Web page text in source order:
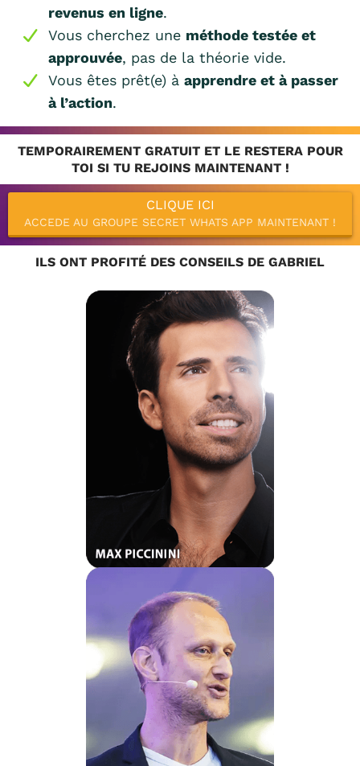
revenus en ligne.
Vous cherchez une méthode testée et
approuvée, pas de la théorie vide.
Vous êtes prêt(e) à apprendre et à passer
à l’action.
TEMPORAIREMENT GRATUIT ET LE RESTERA POUR
TOI SI TU REJOINS MAINTENANT !
CLIQUE ICI
ACCEDE AU GROUPE SECRET WHATS APP MAINTENANT !
ILS ONT PROFITÉ DES CONSEILS DE GABRIEL